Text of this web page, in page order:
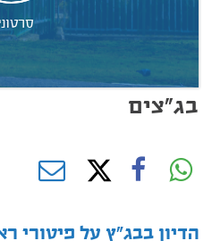
בג"צים
הדיון בבג"ץ על פיטורי